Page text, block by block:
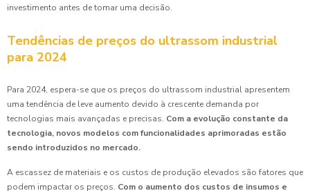
investimento antes de tomar uma decisão.
Tendências de preços do ultrassom industrial
para 2024
Para 2024, espera-se que os preços do ultrassom industrial apresentem
uma tendência de leve aumento devido à crescente demanda por
tecnologias mais avançadas e precisas. Com a evolução constante da
tecnologia, novos modelos com funcionalidades aprimoradas estão
sendo introduzidos no mercado.
A escassez de materiais e os custos de produção elevados são fatores que
podem impactar os preços. Com o aumento dos custos de insumos e